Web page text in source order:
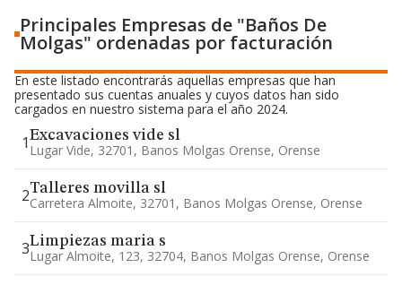
Principales Empresas de "Baños De
Molgas" ordenadas por facturación
En este listado encontrarás aquellas empresas que han
presentado sus cuentas anuales y cuyos datos han sido
cargados en nuestro sistema para el año 2024.
1Excavaciones vide sl
Lugar Vide, 32701, Banos Molgas Orense, Orense
2Talleres movilla sl
Carretera Almoite, 32701, Banos Molgas Orense, Orense
3Limpiezas maria s
Lugar Almoite, 123, 32704, Banos Molgas Orense, Orense